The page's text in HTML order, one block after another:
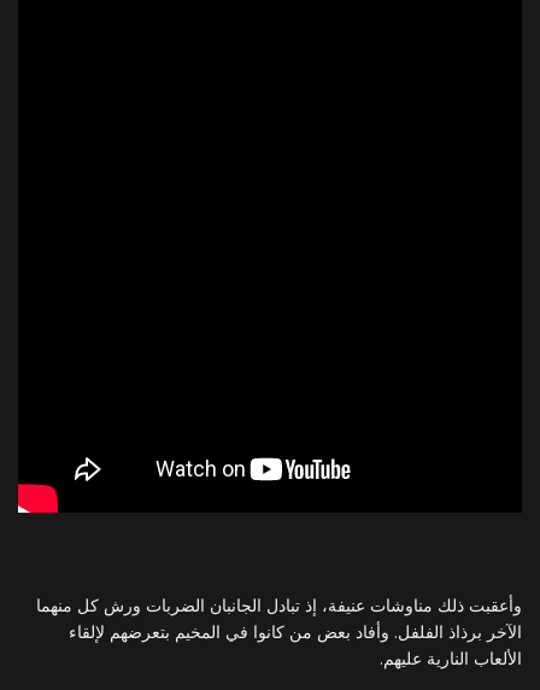
وأعقبت ذلك مناوشات عنيفة، إذ تبادل الجانبان الضربات ورش كل منهما
الآخر برذاذ الفلفل. وأفاد بعض من كانوا في المخيم بتعرضهم لإلقاء
الألعاب النارية عليهم.